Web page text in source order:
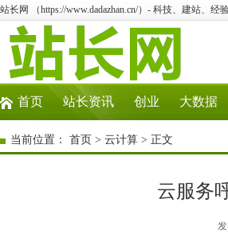
站长网 （https://www.dadazhan.cn/）- 科技、建站、
首页 站长资讯 创业 大数据
当前位置： 首页 > 云计算 > 正文
云服务